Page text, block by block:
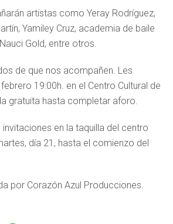
artistas como Yeray Rodríguez,
Yamiley Cruz, academia de baile
Gold, entre otros.
de que nos acompañen. Les
19:00h. en el Centro Cultural de
gratuita hasta completar aforo.
invitaciones en la taquilla del centro
día 21, hasta el comienzo del
por Corazón Azul Producciones.